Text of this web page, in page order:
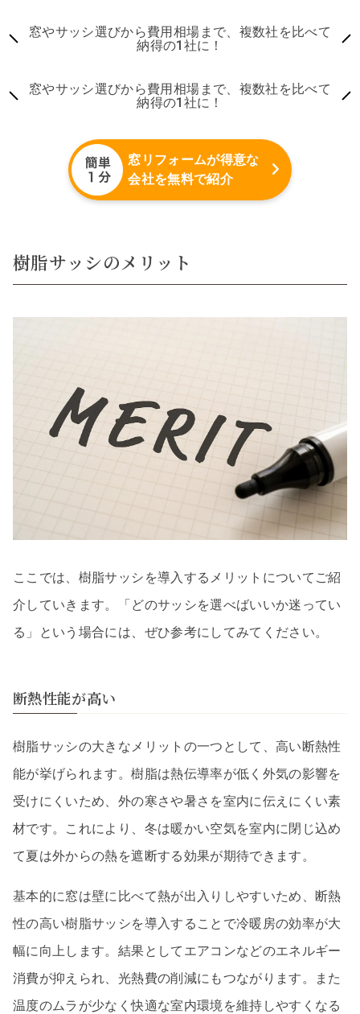
窓やサッシ選びから費用相場まで、複数社を比べて
納得の1社に！
窓やサッシ選びから費用相場まで、複数社を比べて
納得の1社に！
窓リフォームが得意な
会社を無料で紹介
樹脂サッシのメリット
ここでは、樹脂サッシを導入するメリットについてご紹
介していきます。「どのサッシを選べばいいか迷ってい
る」という場合には、ぜひ参考にしてみてください。
断熱性能が高い
樹脂サッシの大きなメリットの一つとして、高い断熱性
能が挙げられます。樹脂は熱伝導率が低く外気の影響を
受けにくいため、外の寒さや暑さを室内に伝えにくい素
材です。これにより、冬は暖かい空気を室内に閉じ込め
て夏は外からの熱を遮断する効果が期待できます。
基本的に窓は壁に比べて熱が出入りしやすいため、断熱
性の高い樹脂サッシを導入することで冷暖房の効率が大
幅に向上します。結果としてエアコンなどのエネルギー
消費が抑えられ、光熱費の削減にもつながります。また
温度のムラが少なく快適な室内環境を維持しやすくなる